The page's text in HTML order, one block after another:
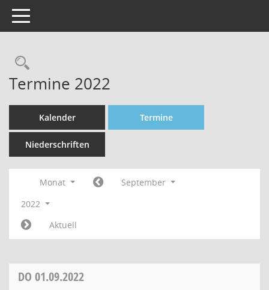
Toggle navigation
Rechercheauswahl
Termine 2022
Kalender Termine
Niederschriften
Monat
September
2022
Aktuell
DO 01.09.2022